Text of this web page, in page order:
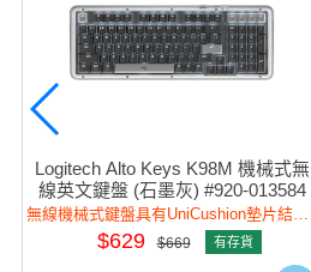
Logitech Alto Keys K98M 機械式無
線英文鍵盤 (石墨灰) #920-013584
無線機械式鍵盤具有UniCushion墊片結構，加強打字體驗與自訂體驗。
$629 $669 有存貨